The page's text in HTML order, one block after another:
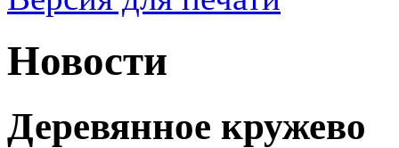
Новости
Деревянное кружево